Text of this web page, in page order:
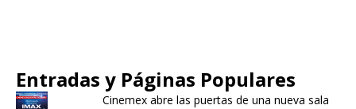
Entradas y Páginas Populares
Cinemex abre las puertas de una nueva sala